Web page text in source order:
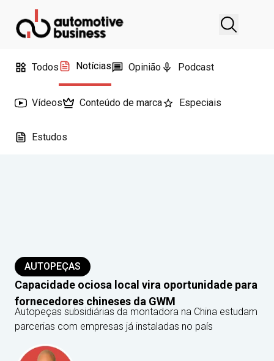
Todos Notícias Opinião Podcast
Vídeos Conteúdo de marca Especiais
Estudos
AUTOPEÇAS
Capacidade ociosa local vira oportunidade para
fornecedores chineses da GWM
Autopeças subsidiárias da montadora na China estudam
parcerias com empresas já instaladas no país